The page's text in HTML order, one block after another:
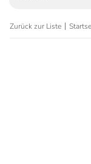
Zurück zur Liste